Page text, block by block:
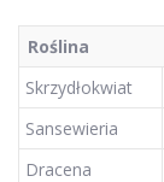
Roślina
Skrzydłokwiat
Sansewieria
Dracena